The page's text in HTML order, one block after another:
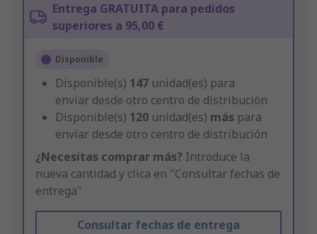
Entrega GRATUITA para pedidos
superiores a 95,00 €
Disponible
Disponible(s) 147 unidad(es) para
enviar desde otro centro de distribución
Disponible(s) 120 unidad(es) más para
enviar desde otro centro de distribución
¿Necesitas comprar más? Introduce la
nueva cantidad y clica en "Consultar fechas de
entrega"
Consultar fechas de entrega